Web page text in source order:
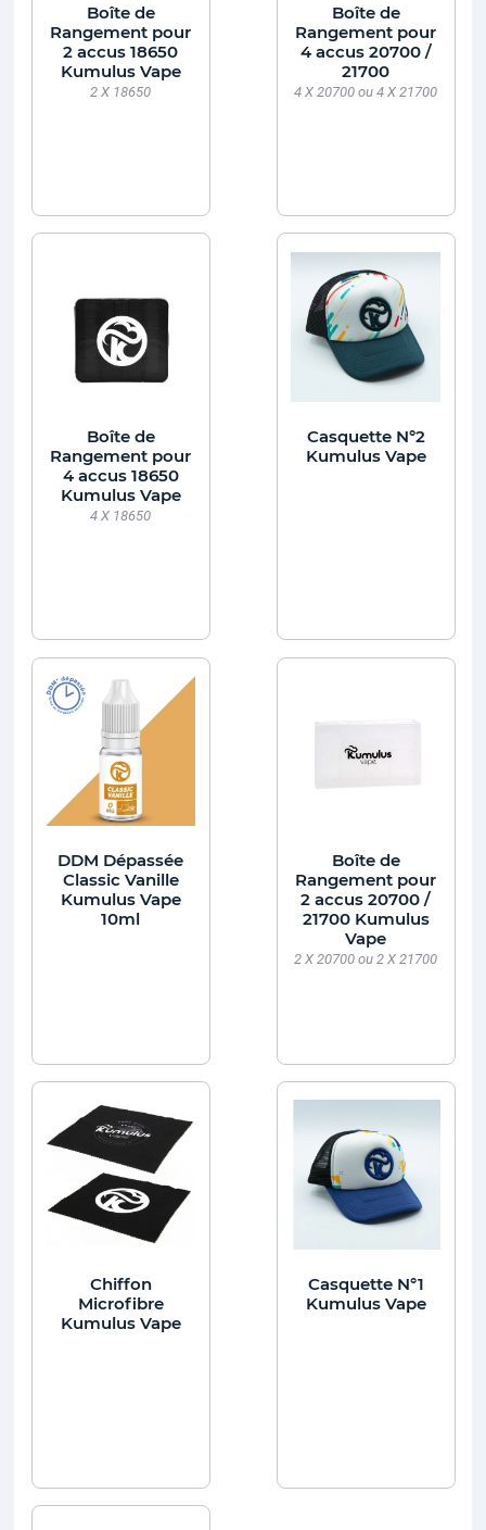
Boîte de
Rangement pour
2 accus 18650
Kumulus Vape
2 X 18650
Boîte de
Rangement pour
4 accus 20700 /
21700
4 X 20700 ou 4 X 21700
Boîte de
Rangement pour
4 accus 18650
Kumulus Vape
4 X 18650
Casquette N°2
Kumulus Vape
DDM Dépassée
Classic Vanille
Kumulus Vape
10ml
Boîte de
Rangement pour
2 accus 20700 /
21700 Kumulus
Vape
2 X 20700 ou 2 X 21700
Chiffon
Microfibre
Kumulus Vape
Casquette N°1
Kumulus Vape